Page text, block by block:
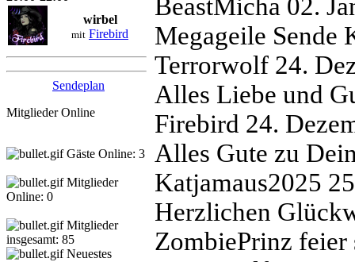
wirbel
mit Firebird
Sendeplan
Mitglieder Online
Gäste Online: 3
Mitglieder
Online: 0
Mitglieder
insgesamt: 85
Neuestes
BeastMicha 02.
Megageile
Terrorwolf 24.
Alles Liebe und
Firebird 24.
Alles Gute zu
Katjamaus2025
Herzlichen
ZombiePrinz